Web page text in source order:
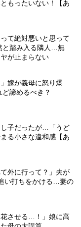
もったいない！【あ
て絶対悪いと思って
と踏み入る隣人…無
が止まらない
嫁が義母に怒り爆
諦めるべき？
子だったが…「うど
る小さな違和感【あ
外に行って？」夫が
い打ちをかける…妻の
花させる…！」娘に高